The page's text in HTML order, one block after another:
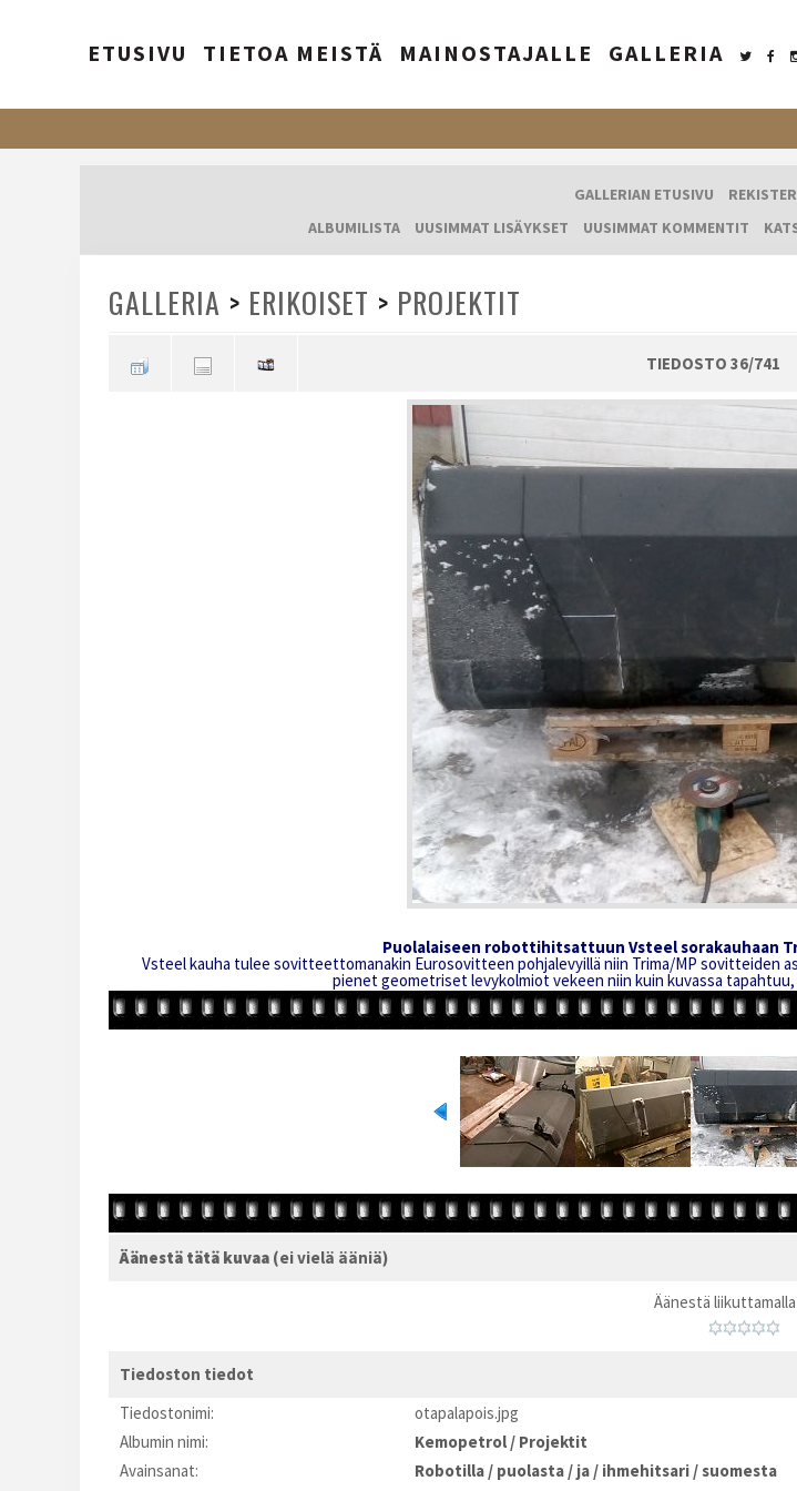
ETUSIVU TIETOA MEISTÄ MAINOSTAJALLE GALLERIA
GALLERIAN ETUSIVU
ALBUMILISTA
UUSIMMAT LISÄYKSET UUSIMMAT KOMMENTIT
GALLERIA > ERIKOISET > PROJEKTIT
TIEDOSTO 36/741
Puolalaiseen robottihitsattuun Vsteel sorakauhaan
Vsteel kauha tulee sovitteettomanakin Eurosovitteen pohjalevyillä niin Trima/MP sovitteiden
pienet geometriset levykolmiot vekeen niin kuin kuvassa
Äänestä tätä kuvaa (ei vielä ääniä)
Äänestä
Tiedoston tiedot
Tiedostonimi:
otapalapois.jpg
Albumin nimi:
Kemopetrol / Projektit
Avainsanat:
Robotilla / puolasta / ja / ihmehitsari /suomesta